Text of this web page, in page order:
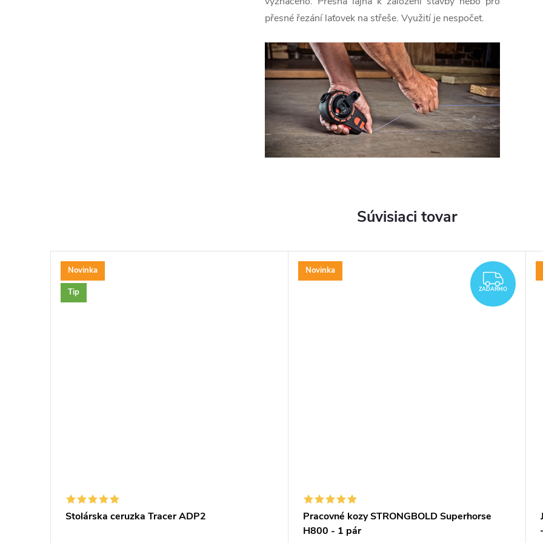
přesné řezání laťovek na střeše. Využití je nespočet.
Súvisiaci tovar
Novinka
Tip
Stolárska ceruzka Tracer ADP2
Novinka
ZADARMO
Pracovné kozy STRONGBOLD Superhorse
H800 - 1 pár